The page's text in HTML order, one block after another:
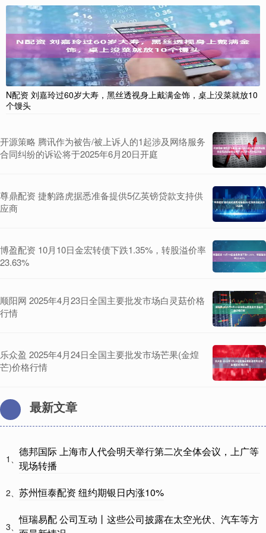
N配资 刘嘉玲过60岁大寿，黑丝透视身上戴满金饰，桌上没菜就放10
个馒头
开源策略 腾讯作为被告/被上诉人的1起涉及网络服务
合同纠纷的诉讼将于2025年6月20日开庭
尊鼎配资 捷豹路虎据悉准备提供5亿英镑贷款支持供
应商
博盈配资 10月10日金宏转债下跌1.35%，转股溢价率
23.63%
顺阳网 2025年4月23日全国主要批发市场白灵菇价格
行情
乐众盈 2025年4月24日全国主要批发市场芒果(金煌
芒)价格行情
最新文章
1、
德邦国际 上海市人代会明天举行第二次全体会议，上广等
现场转播
2、 苏州恒泰配资 纽约期银日内涨10%
3、
恒瑞易配 公司互动丨这些公司披露在太空光伏、汽车等方